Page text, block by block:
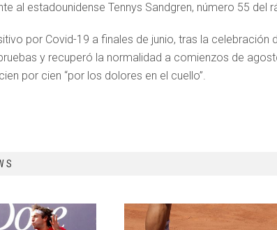
al estadounidense Tennys Sandgren, número 55 del
por Covid-19 a finales de junio, tras la celebración
y recuperó la normalidad a comienzos de
por cien “por los dolores en el cuello”.